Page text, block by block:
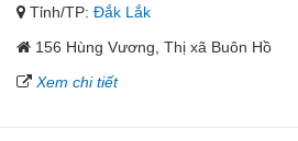
Tỉnh/TP: Đắk Lắk
156 Hùng Vương, Thị xã Buôn Hồ
Xem chi tiết